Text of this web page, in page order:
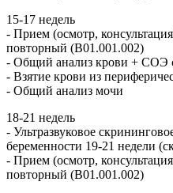
15-17 недель
- Прием (осмотр,
повторный (B01.001.002)
- Общий анализ крови + СОЭ
- Взятие крови из
- Общий анализ мочи
18-21 недель
- Ультразвуковое
беременности 19-21 недели
- Прием (осмотр,
повторный (B01.001.002)